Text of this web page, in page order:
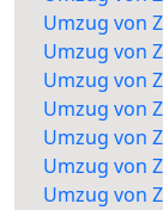
Umzug von
Umzug von
Umzug von
Umzug von
Umzug von
Umzug von
Umzug von